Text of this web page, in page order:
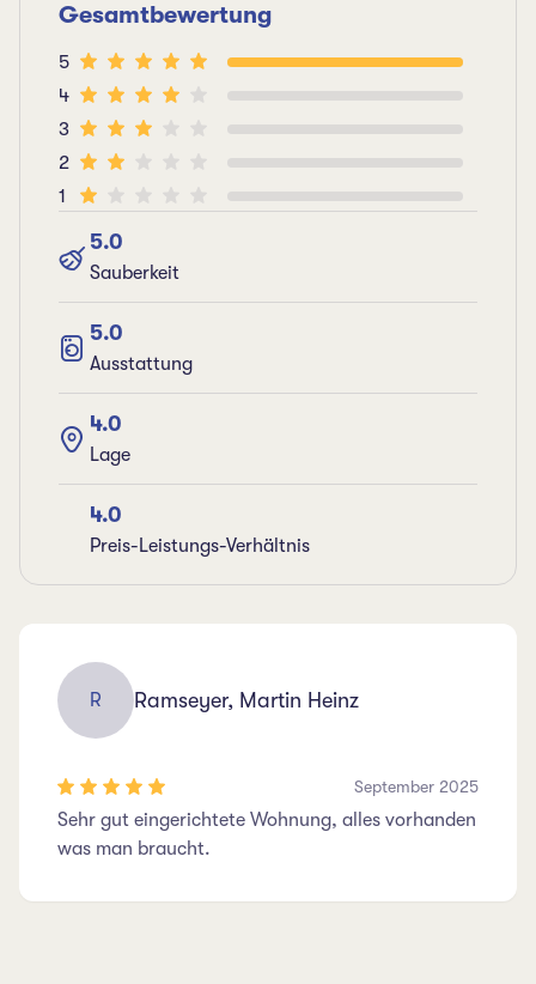
Gesamtbewertung
5
4
3
2
1
5.0
Sauberkeit
5.0
Ausstattung
4.0
Lage
4.0
Preis-Leistungs-Verhältnis
R Ramseyer, Martin Heinz
September 2025
Sehr gut eingerichtete Wohnung, alles vorhanden
was man braucht.